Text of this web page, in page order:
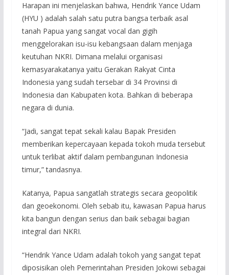
Harapan ini menjelaskan bahwa, Hendrik Yance Udam
(HYU ) adalah salah satu putra bangsa terbaik asal
tanah Papua yang sangat vocal dan gigih
menggelorakan isu-isu kebangsaan dalam menjaga
keutuhan NKRI. Dimana melalui organisasi
kemasyarakatanya yaitu Gerakan Rakyat Cinta
Indonesia yang sudah tersebar di 34 Provinsi di
Indonesia dan Kabupaten kota. Bahkan di beberapa
negara di dunia.
“Jadi, sangat tepat sekali kalau Bapak Presiden
memberikan kepercayaan kepada tokoh muda tersebut
untuk terlibat aktif dalam pembangunan Indonesia
timur,” tandasnya.
Katanya, Papua sangatlah strategis secara geopolitik
dan geoekonomi. Oleh sebab itu, kawasan Papua harus
kita bangun dengan serius dan baik sebagai bagian
integral dari NKRI.
“Hendrik Yance Udam adalah tokoh yang sangat tepat
diposisikan oleh Pemerintahan Presiden Jokowi sebagai